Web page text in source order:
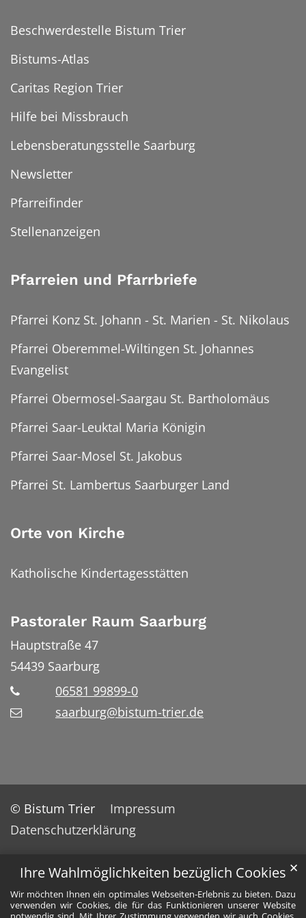
Ihre Wahlmöglichkeiten bezüglich Cookies
Wir möchten Ihnen ein optimales Webseiten-Erlebnis zu bieten. Dazu
verwenden wir Cookies, die für das Funktionieren unserer Website
✕
Beschwerdestelle Bistum Trier
Bistums-Atlas
Caritas Region Trier
Hilfe bei Missbrauch
Lebensberatungsstelle Saarburg
Newsletter
Pfarreifinder
Stellenanzeigen
Pfarreien und Pfarrbriefe
Pfarrei Konz St. Johann - St. Marien - St. Nikolaus
Pfarrei Oberemmel-Wiltingen St. Johannes
Evangelist
Pfarrei Obermosel-Saargau St. Bartholomäus
Pfarrei Saar-Leuktal Maria Königin
Pfarrei Saar-Mosel St. Jakobus
Pfarrei St. Lambertus Saarburger Land
Orte von Kirche
Katholische Kindertagesstätten
Pastoraler Raum Saarburg
Hauptstraße 47
54439 Saarburg
06581 99899-0
saarburg@bistum-trier.de
© Bistum Trier
Impressum
Datenschutzerklärung